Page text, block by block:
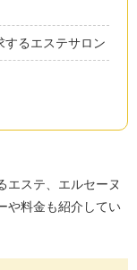
するエステサロン
エステ、エルセーヌ
や料金も紹介してい